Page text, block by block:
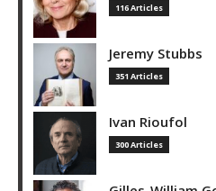
116 Articles
Jeremy Stubbs
351 Articles
Ivan Rioufol
300 Articles